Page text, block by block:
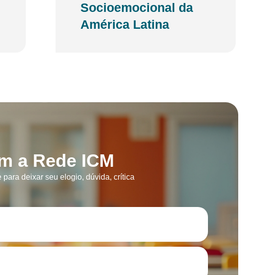
Socioemocional da
América Latina
a Rede ICM
para deixar seu elogio, dúvida, crítica